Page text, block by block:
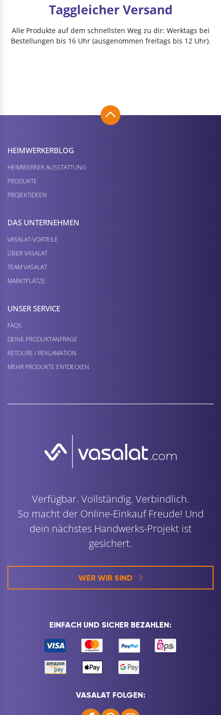
Taggleicher Versand
Alle Produkte auf dem schnellsten Weg zu dir: Werktags bei
Bestellungen bis 16 Uhr (ausgenommen freitags bis 12 Uhr).
HEIMWERKER­BLOG
HEIMWERKER AUSSTATTUNG
PRODUKTE
PROJEKTIDEEN
DAS UNTERNEHMEN
VASALAT-VORTEILE
ÜBER VASALAT
TEAM VASALAT
MARKTPLÄTZE
UNSER SERVICE
FAQS
DEINE PRODUKTANFRAGE
RETOURE / REKLAMATION
MEHR PRODUKTE ENTDECKEN
Verfügbar. Vollständig. Verbindlich.
So macht der Online-Einkauf Freude! Und
dein nächstes Handwerks-Projekt ist
gesichert.
WER WIR SIND
EINFACH UND SICHER BEZAHLEN:
VASALAT FOLGEN: